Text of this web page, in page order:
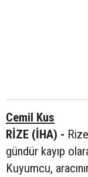
Cemil Kus
RİZE (İHA) -
gündür kayıp
Kuyumcu,